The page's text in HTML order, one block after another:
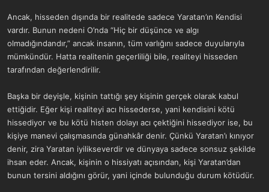
Ancak, hisseden dışında bir realitede sadece Yaratan’ın Kendisi
vardır. Bunun nedeni O’nda “Hiç bir düşünce ve algı
olmadığındandır,” ancak insanın, tüm varlığını sadece duyularıyla
mümkündür. Hatta realitenin geçerliliği bile, realiteyi hisseden
tarafından değerlendirilir.
Başka bir deyişle, kişinin tattığı şey kişinin gerçek olarak kabul
ettiğidir. Eğer kişi realiteyi acı hissederse, yani kendisini kötü
hissediyor ve bu kötü histen dolayı acı çektiğini hissediyor ise, bu
kişiye manevi çalışmasında günahkâr denir. Çünkü Yaratan’ı kınıyor
denir, zira Yaratan iyilikseverdir ve dünyaya sadece sonsuz şekilde
ihsan eder. Ancak, kişinin o hissiyatı açısından, kişi Yaratan’dan
bunun tersini aldığını görür, yani içinde bulunduğu durum kötüdür.